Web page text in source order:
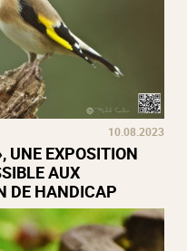
10.08.2023
UNE EXPOSITION
AUX
DE HANDICAP